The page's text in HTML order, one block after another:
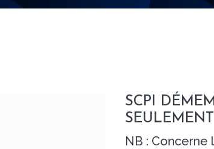
SCPI
NB : Concerne